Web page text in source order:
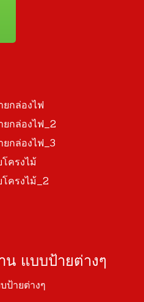
กล่องไฟ
ยกล่องไฟ_2
กล่องไฟ_3
ครงไม้
โครงไม้_2
น แบบป้ายต่างๆ
ป้ายต่างๆ